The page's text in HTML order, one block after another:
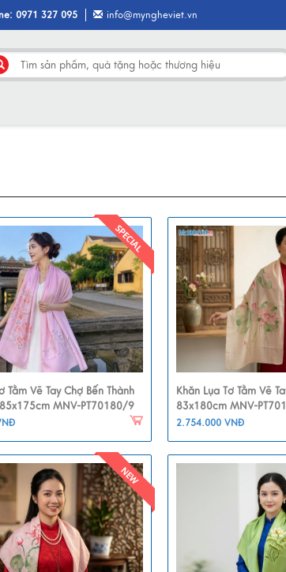
0971 327 095 info@myngheviet.vn
Tằm Vẽ Tay Chợ Bến Thành
MNV-PT70180/9
Khăn Lụa Tơ Tằm Vẽ
83x180cm MNV-
2.754.000 VNĐ